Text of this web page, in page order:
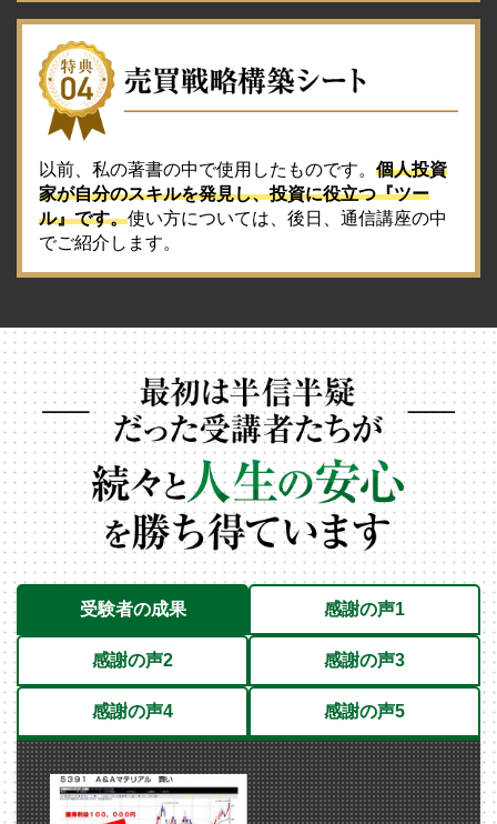
以前、私の著書の中で使用したものです。 個人投資
家が自分のスキルを発見し、投資に役立つ『ツー
ル』です。使い方については、後日、通信講座の中
でご紹介します。
受験者の成果 感謝の声1
感謝の声2 感謝の声3
感謝の声4 感謝の声5